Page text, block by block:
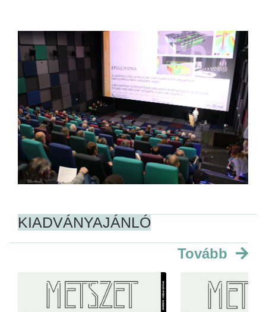
KIADVÁNYAJÁNLÓ
Tovább